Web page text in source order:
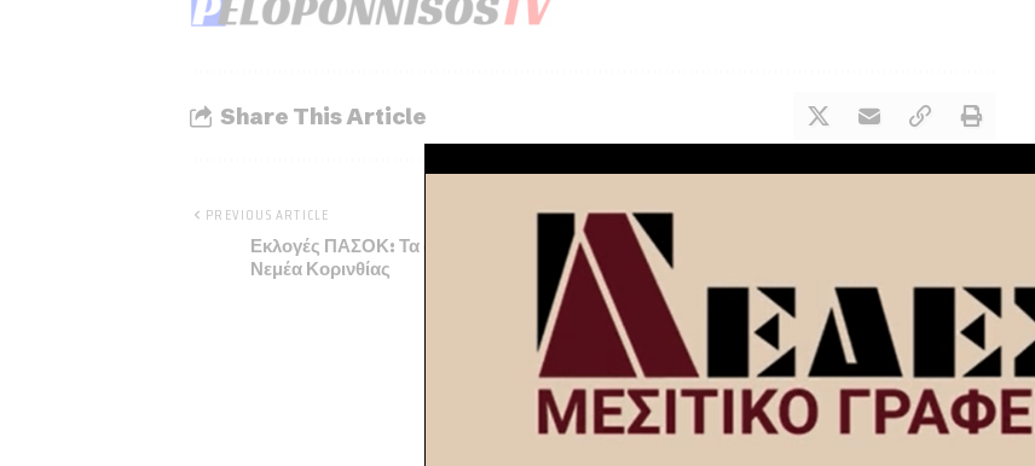
Share This Article
PREVIOUS ARTICLE
Εκλογές ΠΑΣΟΚ: Τα αποτελέσματα στη
Νεμέα Κορινθίας
Εκλογές ΠΑΣΟΚ: Δείτε τα αποτελέσματα